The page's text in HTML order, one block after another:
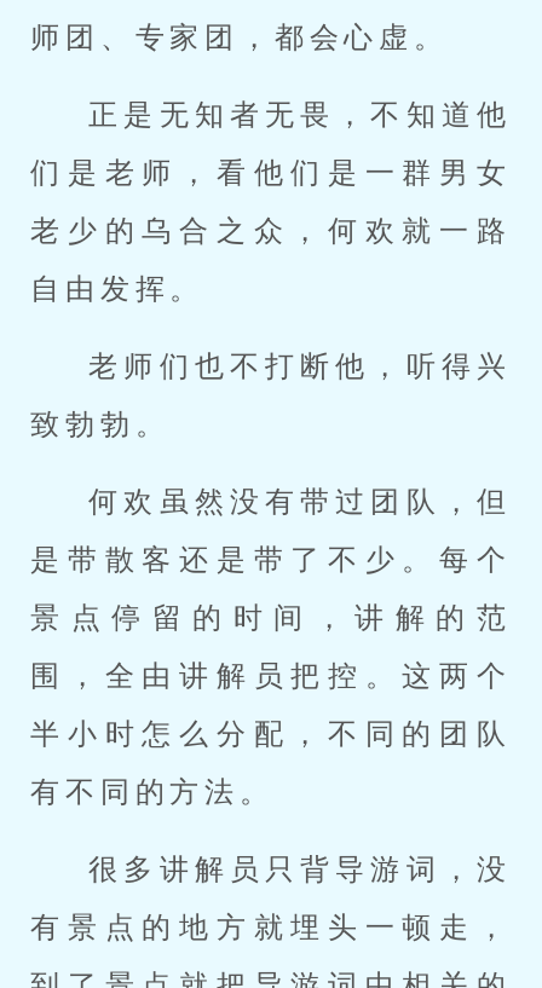
师团、专家团，都会心虚。
正是无知者无畏，不知道他
们是老师，看他们是一群男女
老少的乌合之众，何欢就一路
自由发挥。
老师们也不打断他，听得兴
致勃勃。
何欢虽然没有带过团队，但
是带散客还是带了不少。每个
景点停留的时间，讲解的范
围，全由讲解员把控。这两个
半小时怎么分配，不同的团队
有不同的方法。
很多讲解员只背导游词，没
有景点的地方就埋头一顿走，